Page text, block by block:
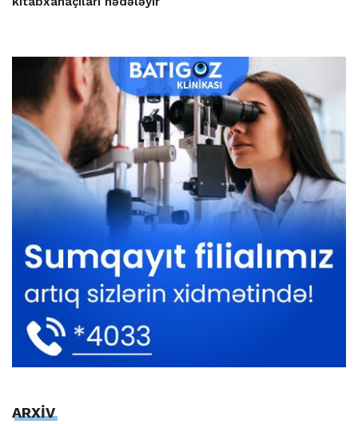
ARXİV